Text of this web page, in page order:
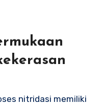
nitridasi memiliki